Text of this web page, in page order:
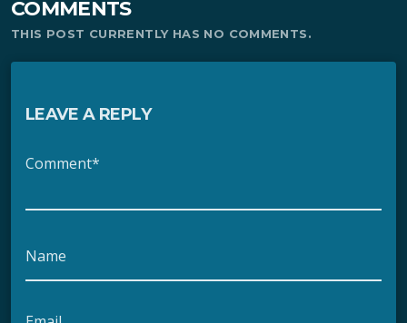
COMMENTS
THIS POST CURRENTLY HAS NO COMMENTS.
LEAVE A REPLY
Comment*
Name